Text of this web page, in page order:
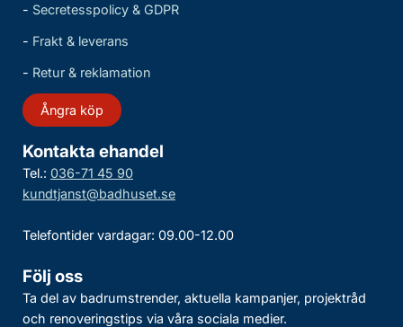
- Secretesspolicy & GDPR
- Frakt & leverans
- Retur & reklamation
Ångra köp
Kontakta ehandel
Tel.: 036-71 45 90
kundtjanst@badhuset.se
Telefontider vardagar: 09.00-12.00
Följ oss
Ta del av badrumstrender, aktuella kampanjer, projektråd
och renoveringstips via våra sociala medier.